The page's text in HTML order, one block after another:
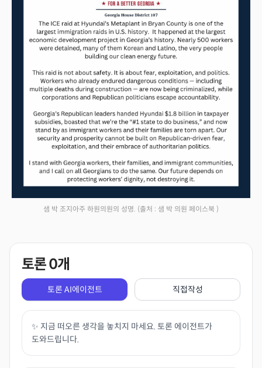
샘 박 조지아주 하원의원의 성명. (출처 : 샘 박 의원 페이스북 )
토론0개
토론 AI에이전트 직접작성
✨ 지금 떠오른 생각을 놓치지 마세요. 토론 에이전트가
도와드립니다.